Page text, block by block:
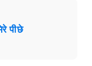
पीछे